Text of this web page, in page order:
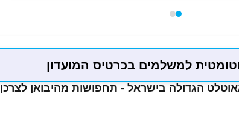
הגדולה בישראל - תחפושות מהיבואן לצרכן